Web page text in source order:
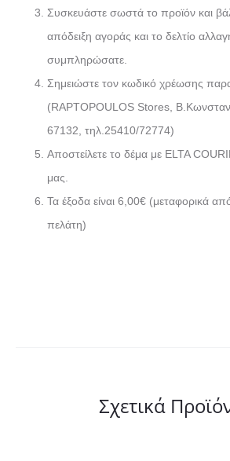
.
€
.
Συσκευάστε σωστά το προϊόν και
απόδειξη αγοράς και το δελτίο
συμπληρώσατε.
Σημειώστε τον κωδικό χρέωσης
(RAPTOPOULOS Stores,
67132, τηλ.25410/72774)
Αποστείλετε το δέμα με ELTA
μας.
Τα έξοδα είναι 6,00€ (μεταφορικά
πελάτη)
Σχετικά